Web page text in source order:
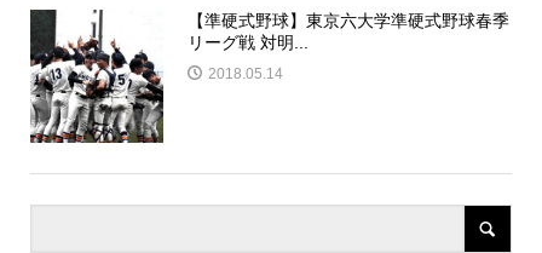
【準硬式野球】東京六大学準硬式野球春季
リーグ戦 対明...
2018.05.14